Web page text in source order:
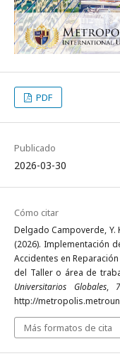
PDF
Publicado
2026-03-30
Cómo citar
Delgado Campoverde, Y.
(2026). Implementación
Accidentes en
del Taller o área de
Universitarios Globales,
http://
Más formatos de cita